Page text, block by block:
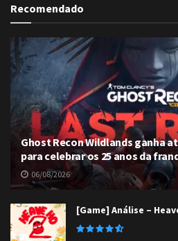
Recomendado
Ghost Recon Wildlands ganha
para celebrar os 25 anos da
06/08/2026
[Game] Análise –